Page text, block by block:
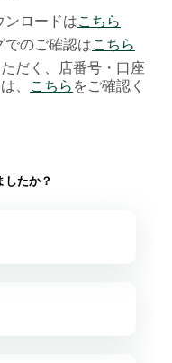
ンロードはこちら
でのご確認はこちら
だく、店番号・口座
、
こちら をご確認く
したか？